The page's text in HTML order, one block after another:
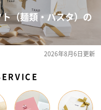
（麺類・パスタ）の
2026年8月6日更新